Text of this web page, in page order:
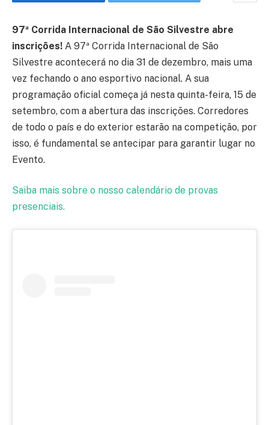
97ª Corrida Internacional de São Silvestre abre
inscrições! A 97ª Corrida Internacional de São
Silvestre acontecerá no dia 31 de dezembro, mais uma
vez fechando o ano esportivo nacional. A sua
programação oficial começa já nesta quinta-feira, 15 de
setembro, com a abertura das inscrições. Corredores
de todo o país e do exterior estarão na competição, por
isso, é fundamental se antecipar para garantir lugar no
Evento.
Saiba mais sobre o nosso calendário de provas
presenciais.